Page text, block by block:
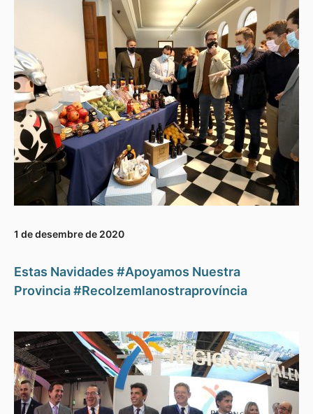
1 de desembre de 2020
Estas Navidades #Apoyamos Nuestra
Provincia #Recolzemlanostraprovíncia